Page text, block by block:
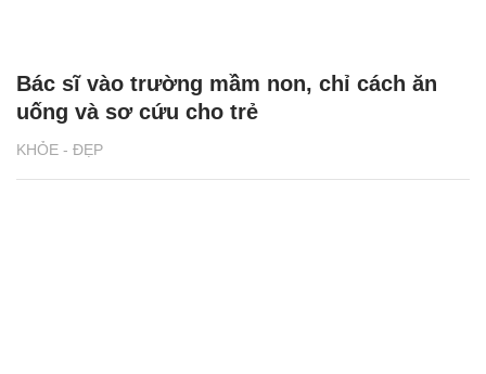
KHỎE - ĐẸP
Bác sĩ vào trường mầm non, chỉ cách ăn
uống và sơ cứu cho trẻ